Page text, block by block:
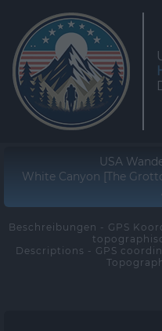
USA
White Canyon [The
Beschreibungen - GPS
Descriptions - GPS